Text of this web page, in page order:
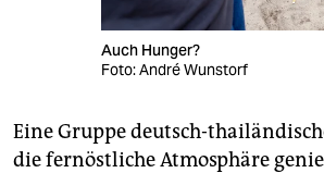
Auch Hunger?
Foto: André Wunstorf
Eine Gruppe deutsch-
die fernöstliche Atmosphäre